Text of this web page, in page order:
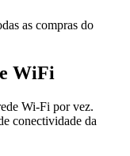
as compras do
WiFi
Wi-Fi por vez.
conectividade da